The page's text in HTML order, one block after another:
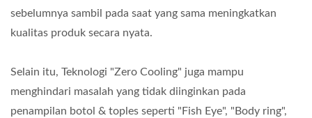
sebelumnya sambil pada saat yang sama meningkatkan
kualitas produk secara nyata.
Selain itu, Teknologi "Zero Cooling" juga mampu
menghindari masalah yang tidak diinginkan pada
penampilan botol & toples seperti "Fish Eye", "Body ring",